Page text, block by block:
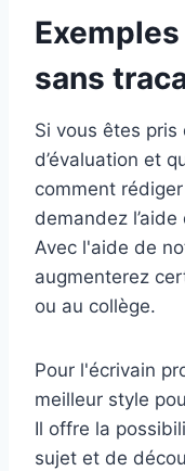
sans
Si vous êtes pris
d’évaluation et
comment
demandez
Avec l'aide de
augmenterez
ou au collège.
Pour l'écrivain
meilleur style
Il offre la
sujet et de